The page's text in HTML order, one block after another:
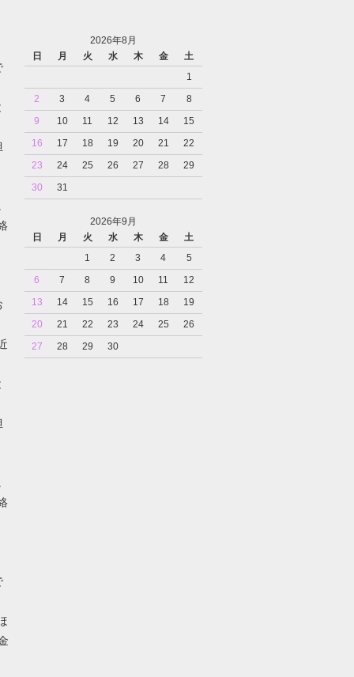
2026年8月
日
月 火 水 木 金
土
1
2
3 4 5 6 7
8
9
10 11 12 13 14
15
16
17 18 19 20 21
22
23
24 25 26 27 28
29
30
31
2026年9月
日
月 火 水 木 金
土
1
2 3 4
5
6
7 8 9 10 11
12
13
14 15 16 17 18
19
20
21 22 23 24 25
26
27
28 29 30